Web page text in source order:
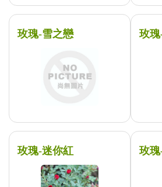
玫瑰-雪之戀 玫
玫瑰-迷你紅 玫